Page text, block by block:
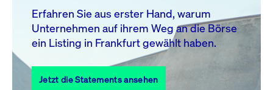
10 11 13 14
17
18 19 20 21 22
23
27 28
31
Erfahren Sie aus erster Hand, warum
Unternehmen auf ihrem Weg an die Börse
ein Listing in Frankfurt gewählt haben.
Jetzt die Statements ansehen